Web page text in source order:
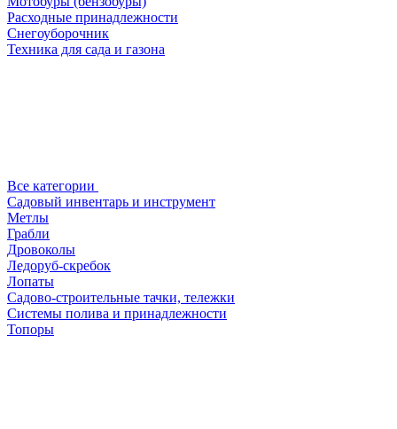
Расходные принадлежности
Снегоуборочник
Техника для сада и газона
Все категории
Садовый инвентарь и инструмент
Метлы
Грабли
Дровоколы
Ледоруб-скребок
Лопаты
Садово-строительные тачки, тележки
Системы полива и принадлежности
Топоры